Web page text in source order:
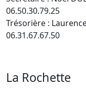
06.50.30.79.25
Trésorière : Laurence
06.31.67.67.50
La Rochette